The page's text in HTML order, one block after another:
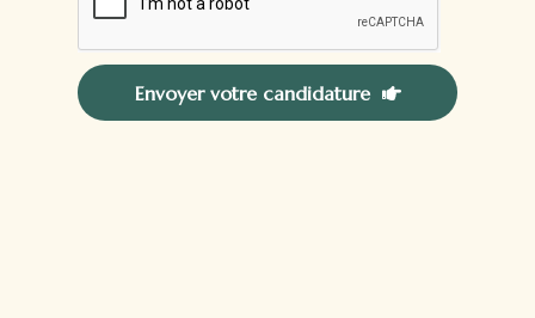
Envoyer votre candidature